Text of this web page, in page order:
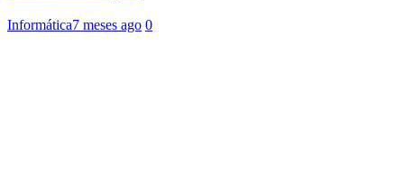
Informática7 meses ago 0